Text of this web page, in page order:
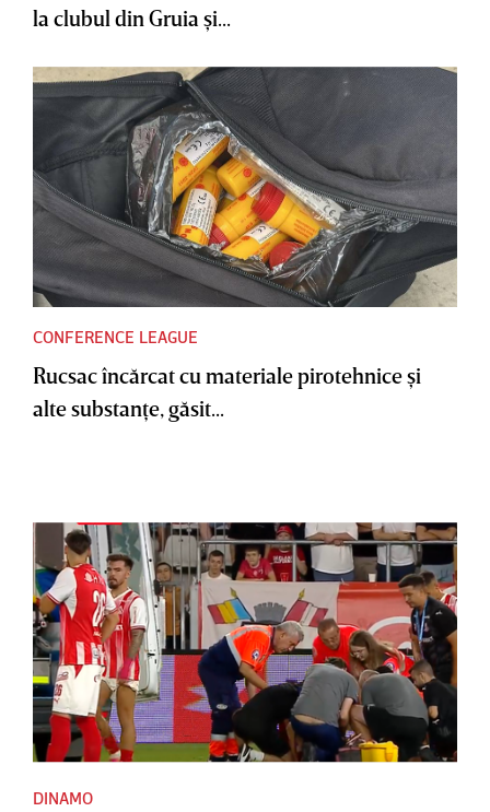
la clubul din Gruia şi...
CONFERENCE LEAGUE
Rucsac încărcat cu materiale pirotehnice şi
alte substanţe, găsit...
DINAMO